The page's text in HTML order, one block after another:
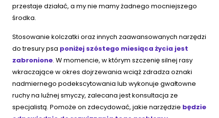
przestaje działać, a my nie mamy żadnego mocniejszego
środka.
Stosowanie kolczatki oraz innych zaawansowanych narzędzi
do tresury psa poniżej szóstego miesiąca życia jest
zabronione. W momencie, w którym szczenię silnej rasy
wkraczające w okres dojrzewania wciąż zdradza oznaki
nadmiernego podekscytowania lub wykonuje gwałtowne
ruchy na luźnej smyczy, zalecana jest konsultacja ze
specjalistą. Pomoże on zdecydować, jakie narzędzie będzie